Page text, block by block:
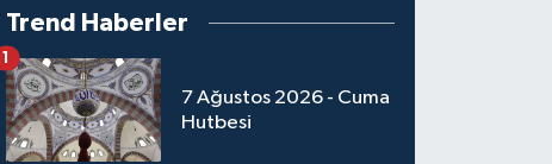
Trend Haberler
7 Ağustos 2026 - Cuma
Hutbesi
1